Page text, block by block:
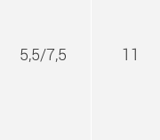
5,5/7,5 11